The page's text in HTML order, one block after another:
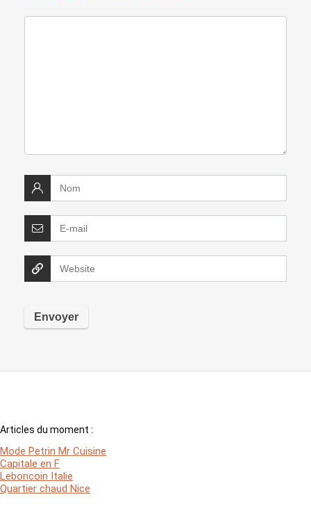
Articles du moment :
Mode Petrin Mr Cuisine
Capitale en F
Leboncoin Italie
Quartier chaud Nice